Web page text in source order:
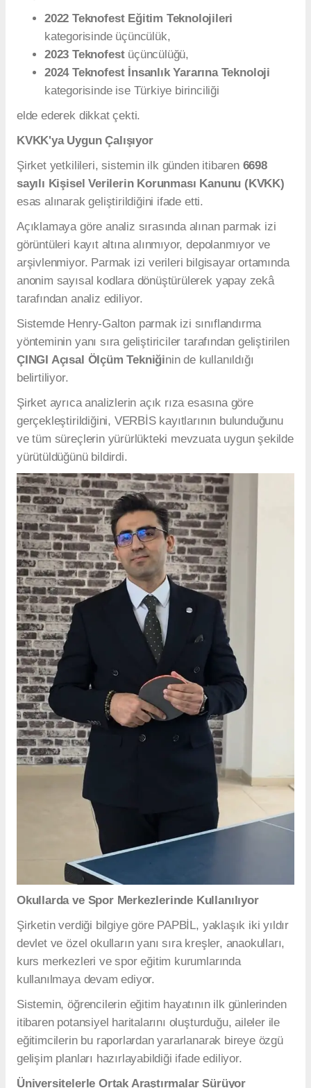
2022 Teknofest Eğitim Teknolojileri
kategorisinde üçüncülük,
2023 Teknofestüçüncülüğü,
2024 Teknofest İnsanlık Yararına Teknoloji
kategorisinde ise Türkiye birinciliği
elde ederek dikkat çekti.
KVKK'ya Uygun Çalışıyor
Şirket yetkilileri, sistemin ilk günden itibaren 6698
sayılı Kişisel Verilerin Korunması Kanunu (KVKK)
esas alınarak geliştirildiğini ifade etti.
Açıklamaya göre analiz sırasında alınan parmak izi
görüntüleri kayıt altına alınmıyor, depolanmıyor ve
arşivlenmiyor. Parmak izi verileri bilgisayar ortamında
anonim sayısal kodlara dönüştürülerek yapay zekâ
tarafından analiz ediliyor.
Sistemde Henry-Galton parmak izi sınıflandırma
yönteminin yanı sıra geliştiriciler tarafından geliştirilen
ÇINGI Açısal Ölçüm Tekniğinin de kullanıldığı
belirtiliyor.
Şirket ayrıca analizlerin açık rıza esasına göre
gerçekleştirildiğini, VERBİS kayıtlarının bulunduğunu
ve tüm süreçlerin yürürlükteki mevzuata uygun şekilde
yürütüldüğünü bildirdi.
Okullarda ve Spor Merkezlerinde Kullanılıyor
Şirketin verdiği bilgiye göre PAPBİL, yaklaşık iki yıldır
devlet ve özel okulların yanı sıra kreşler, anaokulları,
kurs merkezleri ve spor eğitim kurumlarında
kullanılmaya devam ediyor.
Sistemin, öğrencilerin eğitim hayatının ilk günlerinden
itibaren potansiyel haritalarını oluşturduğu, aileler ile
eğitimcilerin bu raporlardan yararlanarak bireye özgü
gelişim planları hazırlayabildiği ifade ediliyor.
Üniversitelerle Ortak Araştırmalar Sürüyor